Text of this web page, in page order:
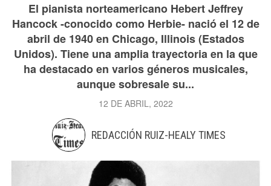
El pianista norteamericano Hebert Jeffrey
Hancock -conocido como Herbie- nació el 12 de
abril de 1940 en Chicago, Illinois (Estados
Unidos). Tiene una amplia trayectoria en la que
ha destacado en varios géneros musicales,
aunque sobresale su...
12 DE ABRIL, 2022
REDACCIÓN RUIZ-HEALY TIMES